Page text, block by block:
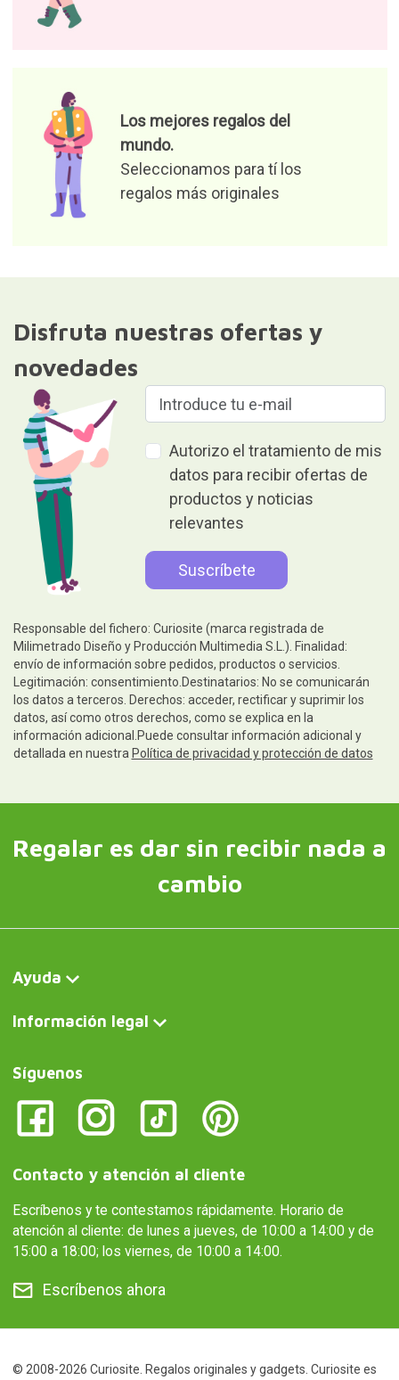
Los mejores regalos del
mundo.
Seleccionamos para tí los
regalos más originales
Disfruta nuestras ofertas y
novedades
Autorizo el tratamiento de mis
datos para recibir ofertas de
productos y noticias
relevantes
Responsable del fichero: Curiosite (marca registrada de
Milimetrado Diseño y Producción Multimedia S.L.). Finalidad:
envío de información sobre pedidos, productos o servicios.
Legitimación: consentimiento.Destinatarios: No se comunicarán
los datos a terceros. Derechos: acceder, rectificar y suprimir los
datos, así como otros derechos, como se explica en la
información adicional.Puede consultar información adicional y
detallada en nuestra Política de privacidad y protección de datos
Regalar es dar sin recibir nada a
cambio
Ayuda
Información legal
Síguenos
Contacto y atención al cliente
Escríbenos y te contestamos rápidamente. Horario de
atención al cliente: de lunes a jueves, de 10:00 a 14:00 y de
15:00 a 18:00; los viernes, de 10:00 a 14:00.
Escríbenos ahora
© 2008-2026 Curiosite. Regalos originales y gadgets. Curiosite es